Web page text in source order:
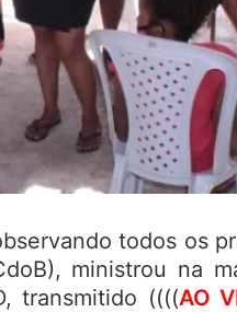
todos os
ministrou na
transmitido ((((AO